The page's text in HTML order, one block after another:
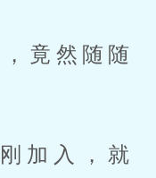
竟然随随
加入，就